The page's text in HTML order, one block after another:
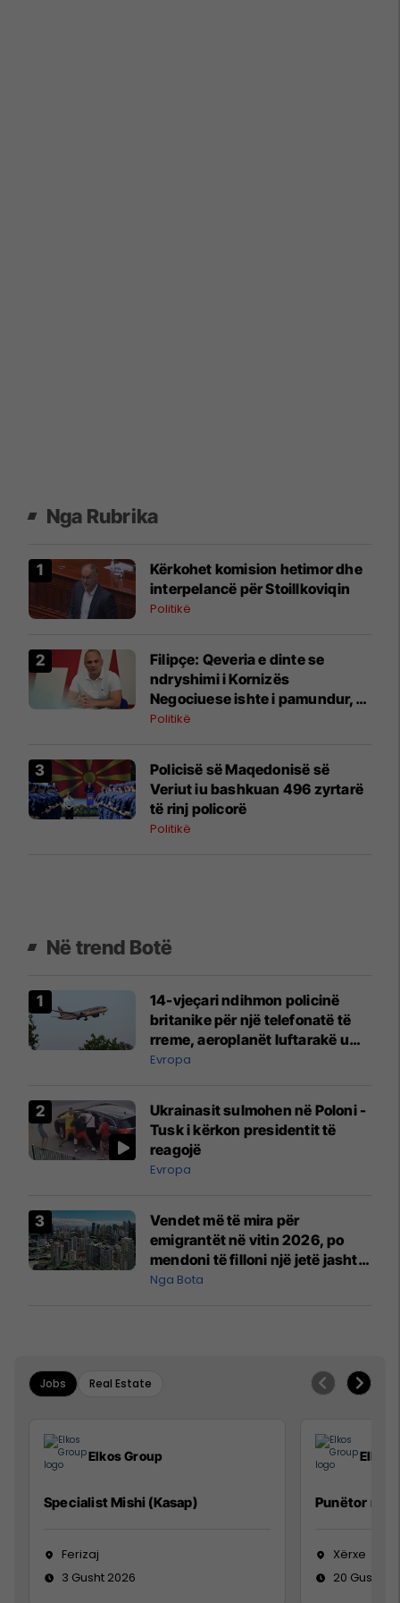
Nga Rubrika
Kërkohet komision hetimor dhe
interpelancë për Stoillkoviqin
Politikë
Filipçe: Qeveria e dinte se
ndryshimi i Kornizës
Negociuese ishte i pamundur,
por zgjodhi të luante me
Politikë
Policisë së Maqedonisë së
Veriut iu bashkuan 496 zyrtarë
të rinj policorë
Politikë
Në trend Botë
14-vjeçari ndihmon policinë
britanike për një telefonatë të
rreme, aeroplanët luftarakë u
ngritën në ajër për të
Mançesterit
Evropa
Ukrainasit sulmohen në Poloni -
Tusk i kërkon presidentit të
reagojë
Evropa
Vendet më të mira për
emigrantët në vitin 2026, po
mendoni të filloni një jetë jashtë
vendit?
Nga Bota
Jobs Real Estate
Elkos Group
Specialist Mishi (Kasap)
Ferizaj
3 Gusht 2026
Elkos
Punëtor në
Xërxe
20 Gusht